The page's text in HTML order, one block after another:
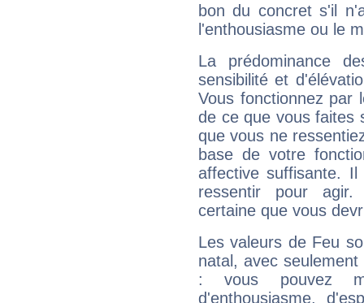
bon du concret s'il
l'enthousiasme ou le
La prédominance
sensibilité et
Vous fonctionnez
de ce que vous faites
que vous ne
base de votre
affective suffisante.
ressentir pour agir.
certaine que vous
Les valeurs de Feu
natal, avec
: vous pouvez
d'enthousiasme,